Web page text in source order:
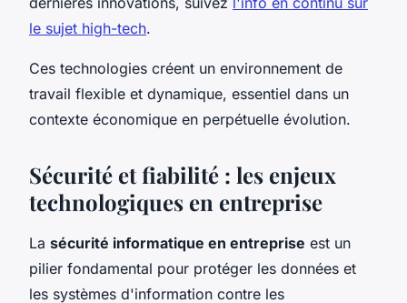
le sujet high-tech.
Ces technologies créent un environnement de
travail flexible et dynamique, essentiel dans un
contexte économique en perpétuelle évolution.
Sécurité et fiabilité : les enjeux
technologiques en entreprise
La sécurité informatique en entreprise est un
pilier fondamental pour protéger les données et
les systèmes d'information contre les